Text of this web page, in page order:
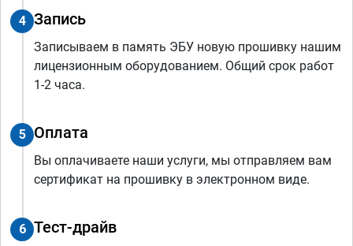
4 Запись
Записываем в память ЭБУ новую прошивку нашим
лицензионным оборудованием. Общий срок работ
1-2 часа.
5 Оплата
Вы оплачиваете наши услуги, мы отправляем вам
сертификат на прошивку в электронном виде.
6 Тест-драйв